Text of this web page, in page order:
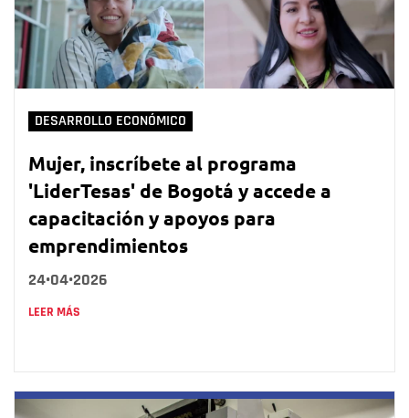
DESARROLLO ECONÓMICO
Mujer, inscríbete al programa
'LiderTesas' de Bogotá y accede a
capacitación y apoyos para
emprendimientos
24•04•2026
LEER MÁS